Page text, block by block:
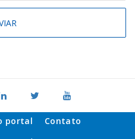
portal
Contato